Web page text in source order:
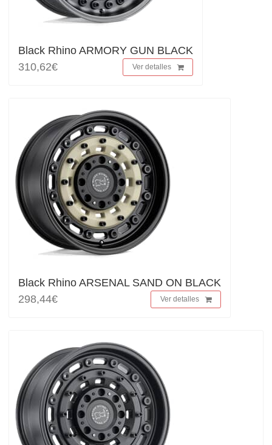
Black Rhino ARMORY GUN BLACK
310,62€
Ver detalles
Black Rhino ARSENAL SAND ON BLACK
298,44€
Ver detalles